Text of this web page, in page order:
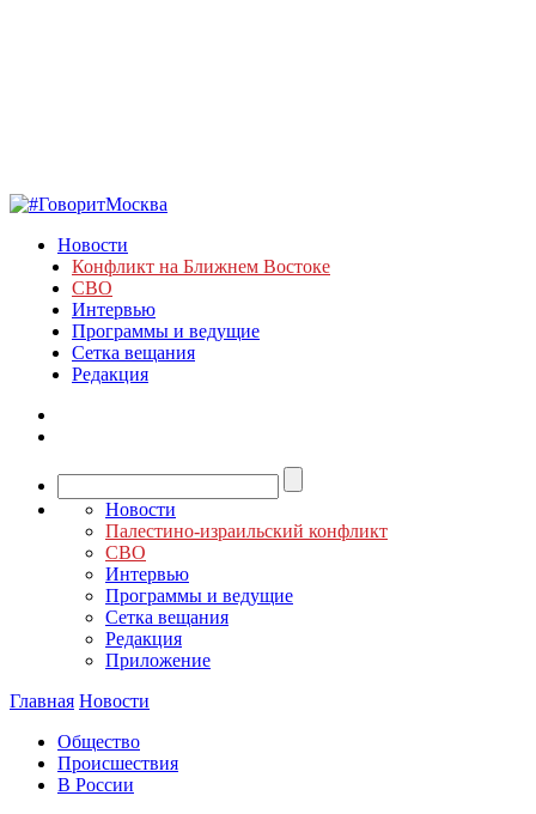
Новости
Конфликт на Ближнем Востоке
СВО
Интервью
Программы и ведущие
Сетка вещания
Редакция
Новости
Палестино-израильский конфликт
СВО
Интервью
Программы и ведущие
Сетка вещания
Редакция
Приложение
Главная Новости
Общество
Происшествия
В России